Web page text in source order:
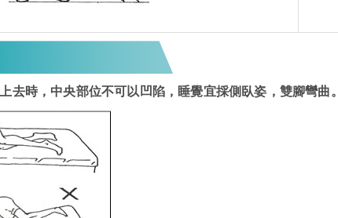
去時，中央部位不可以凹陷，睡覺宜採側臥姿，雙腳彎曲。